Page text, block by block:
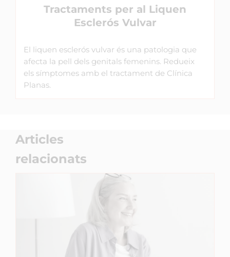
Tractaments per al Liquen
Esclerós Vulvar
El liquen esclerós vulvar és una patologia que
afecta la pell dels genitals femenins. Redueix
els símptomes amb el tractament de Clínica
Planas.
Articles
relacionats